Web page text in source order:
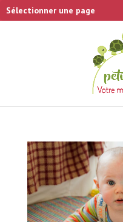
Sélectionner une page